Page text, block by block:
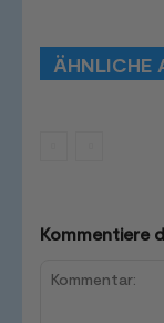
ÄHNLICHE
Kommentiere